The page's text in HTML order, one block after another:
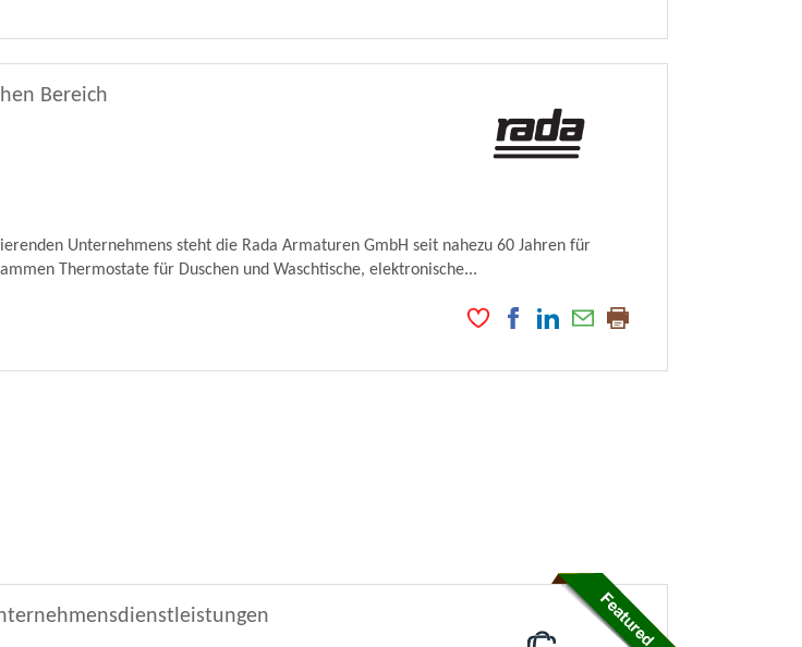
Bereich
Unternehmens steht die Rada Armaturen GmbH seit nahezu 60 Jahren für
Thermostate für Duschen und Waschtische, elektronische...